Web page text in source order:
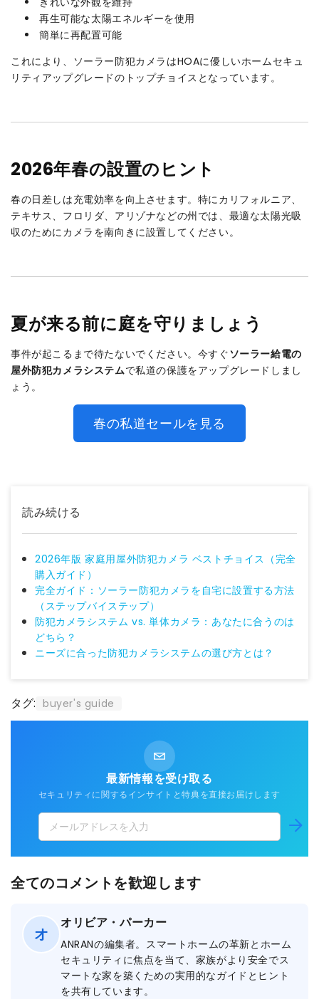
再生可能な太陽エネルギーを使用
簡単に再配置可能
これにより、ソーラー防犯カメラはHOAに優しいホームセキュ
リティアップグレードのトップチョイスとなっています。
2026年春の設置のヒント
春の日差しは充電効率を向上させます。特にカリフォルニア、
テキサス、フロリダ、アリゾナなどの州では、最適な太陽光吸
収のためにカメラを南向きに設置してください。
夏が来る前に庭を守りましょう
事件が起こるまで待たないでください。今すぐ ソーラー給電の
屋外防犯カメラシステムで私道の保護をアップグレードしまし
ょう。
春の私道セールを見る
読み続ける
2026年版 家庭用屋外防犯カメラ ベストチョイス（完全
購入ガイド）
完全ガイド：ソーラー防犯カメラを自宅に設置する方法
（ステップバイステップ）
防犯カメラシステム vs. 単体カメラ：あなたに合うのは
どちら？
ニーズに合った防犯カメラシステムの選び方とは？
タグ: buyer's guide
最新情報を受け取る
セキュリティに関するインサイトと特典を直接お届けします
ー
ル
ア
レ
ス
を
る
全てのコメントを歓迎します
オ
オリビア・パーカー
ANRANの編集者。スマートホームの革新とホーム
セキュリティに焦点を当て、家族がより安全でス
マートな家を築くための実用的なガイドとヒント
を共有しています。